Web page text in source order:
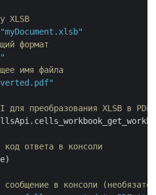
XLSB
"myDocument.xlsb"
формат
имя файла
для преобразования XLSB в PDF
код ответа в консоли
сообщение в консоли